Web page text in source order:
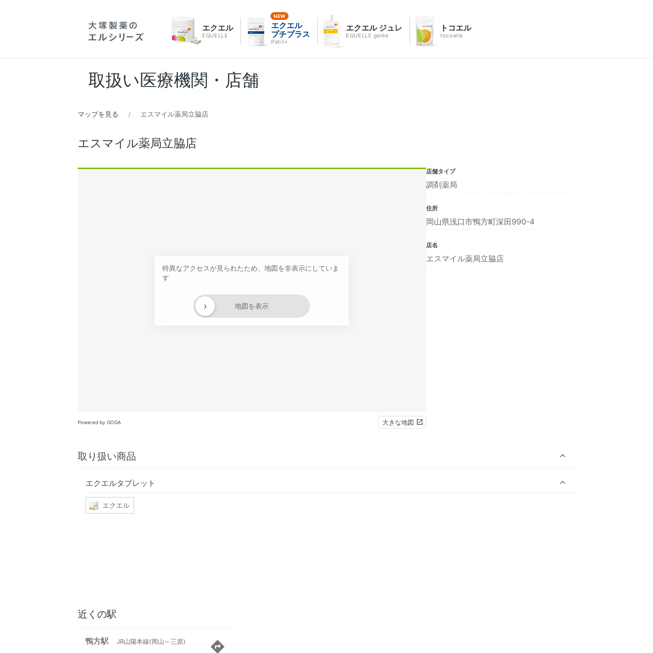
エクエル
EQUELLE
エクエル
プチプラス
Petit+
エクエル ジュレ
EQUELLE gelée
トコエル
tocoelle
取扱い医療機関・店舗
マップを見る エスマイル薬局立脇店
エスマイル薬局立脇店
特異なアクセスが見られたため、地図を非表示にしていま
す
地図を表示
›
Powered by GOGA 大きな地図
取り扱い商品
エクエルタブレット
エクエル
店舗タイプ
調剤薬局
住所
岡山県浅口市鴨方町深田990-4
店名
エスマイル薬局立脇店
近くの駅
鴨方駅 JR山陽本線(岡山～三原)